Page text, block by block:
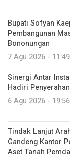
Bupati Sofyan
Pembangunan
Bononungan
7 Agu 2026 -
Sinergi Antar
Hadiri
6 Agu 2026 -
Tindak Lanjut
Gandeng Kantor
Aset Tanah Pemda